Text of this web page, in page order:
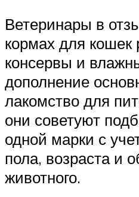
Ветеринары в
кормах для кошек
консервы и
дополнение
лакомство для
они советуют
одной марки с
пола, возраста и
животного.